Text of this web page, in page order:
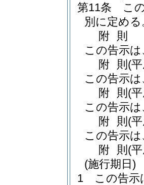
第11条
こ
別に定める
附 則
この告示
附 則 (
この告示
附 則 (
この告示
附 則 (
この告示
附 則 (
(施行期日)
1
この告示